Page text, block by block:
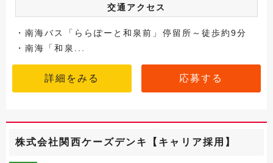
交通アクセス
・南海バス「ららぽーと和泉前」停留所～徒歩約9分
・南海「和泉...
詳細をみる 応募する
株式会社関西ケーズデンキ【キャリア採用】